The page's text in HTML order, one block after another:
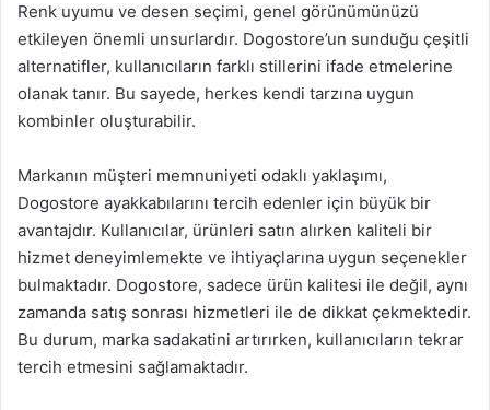
Renk uyumu ve desen seçimi, genel görünümünüzü
etkileyen önemli unsurlardır. Dogostore’un sunduğu çeşitli
alternatifler, kullanıcıların farklı stillerini ifade etmelerine
olanak tanır. Bu sayede, herkes kendi tarzına uygun
kombinler oluşturabilir.
Markanın müşteri memnuniyeti odaklı yaklaşımı,
Dogostore ayakkabılarını tercih edenler için büyük bir
avantajdır. Kullanıcılar, ürünleri satın alırken kaliteli bir
hizmet deneyimlemekte ve ihtiyaçlarına uygun seçenekler
bulmaktadır. Dogostore, sadece ürün kalitesi ile değil, aynı
zamanda satış sonrası hizmetleri ile de dikkat çekmektedir.
Bu durum, marka sadakatini artırırken, kullanıcıların tekrar
tercih etmesini sağlamaktadır.